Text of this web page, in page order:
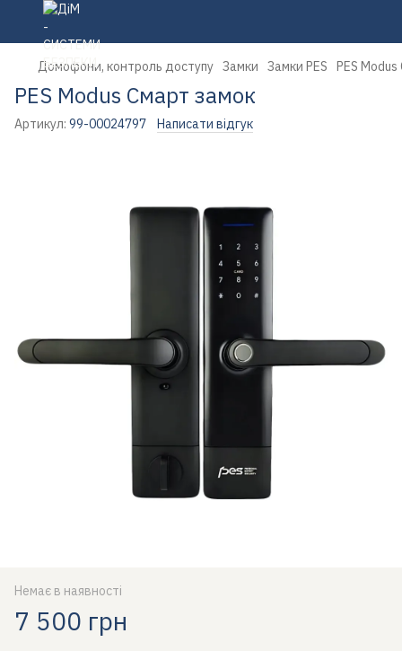
Домофони, контроль доступу Замки Замки PES PES
PES Modus Смарт замок
Артикул: 99-00024797 Написати відгук
Немає в наявності
7 500 грн